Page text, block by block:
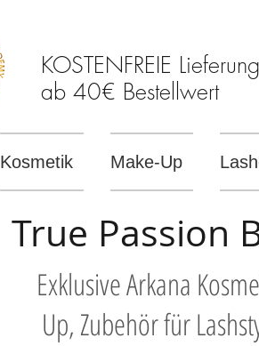
KOSTENFREIE
ab 40€ Bestellwert
Kosmetik Make-Up
True Passion
Exklusive Arkana
Up, Zubehör für